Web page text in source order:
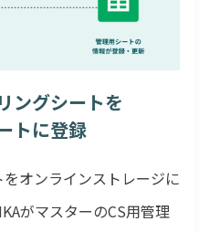
ングシートを
トに登録
オンラインストレージに
がマスターのCS用管理